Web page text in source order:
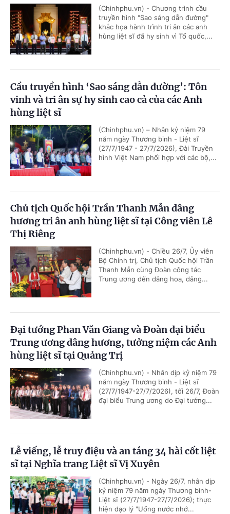
(Chinhphu.vn) - Chương trình cầu
truyền hình "Sao sáng dẫn đường"
khắc họa hành trình tri ân các anh
hùng liệt sĩ đã hy sinh vì Tổ quốc,...
Cầu truyền hình ‘Sao sáng dẫn đường’: Tôn
vinh và tri ân sự hy sinh cao cả của các Anh
hùng liệt sĩ
(Chinhphu.vn) – Nhân kỷ niệm 79
năm ngày Thương binh - Liệt sĩ
(27/7/1947 - 27/7/2026), Đài Truyền
hình Việt Nam phối hợp với các bộ,...
Chủ tịch Quốc hội Trần Thanh Mẫn dâng
hương tri ân anh hùng liệt sĩ tại Công viên Lê
Thị Riêng
(Chinhphu.vn) - Chiều 26/7, Ủy viên
Bộ Chính trị, Chủ tịch Quốc hội Trần
Thanh Mẫn cùng Đoàn công tác
Trung ương đến dâng hoa, dâng...
Đại tướng Phan Văn Giang và Đoàn đại biểu
Trung ương dâng hương, tưởng niệm các Anh
hùng liệt sĩ tại Quảng Trị
(Chinhphu.vn) - Nhân dịp kỷ niệm 79
năm ngày Thương binh - Liệt sĩ
(27/7/1947-27/7/2026), tối 26/7, Đoàn
đại biểu Trung ương do Đại tướng...
Lễ viếng, lễ truy điệu và an táng 34 hài cốt liệt
sĩ tại Nghĩa trang Liệt sĩ Vị Xuyên
(Chinhphu.vn) - Ngày 26/7, nhân dịp
kỷ niệm 79 năm ngày Thương binh-
Liệt sĩ (27/7/1947-27/7/2026); thực
hiện đạo lý "Uống nước nhớ...